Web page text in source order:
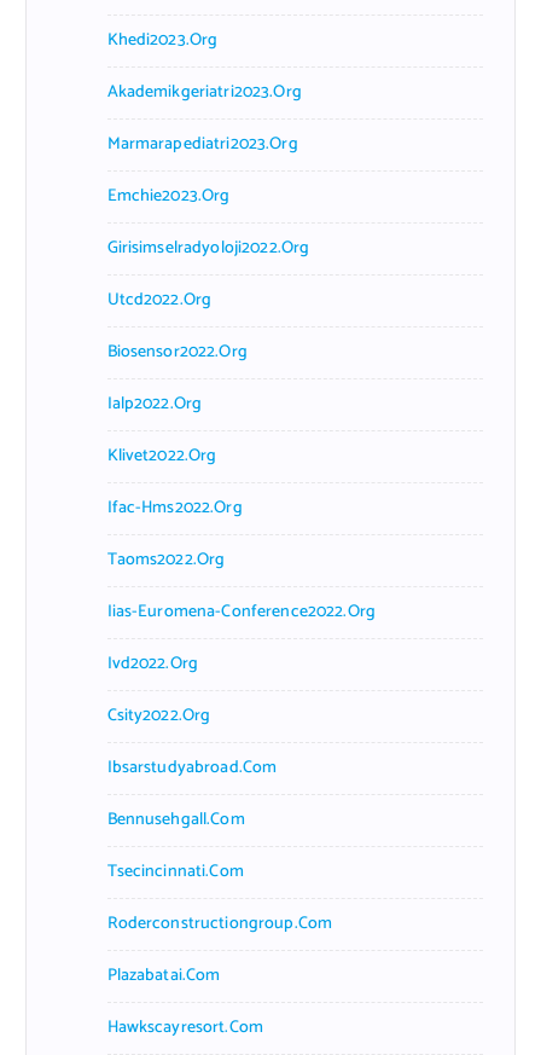
Khedi2023.org
Akademikgeriatri2023.org
Marmarapediatri2023.org
Emchie2023.org
Girisimselradyoloji2022.org
Utcd2022.org
Biosensor2022.org
Ialp2022.org
Klivet2022.org
Ifac-Hms2022.org
Taoms2022.org
Iias-Euromena-Conference2022.org
Ivd2022.org
Csity2022.org
Ibsarstudyabroad.com
Bennusehgall.com
Tsecincinnati.com
Roderconstructiongroup.com
Plazabatai.com
Hawkscayresort.com